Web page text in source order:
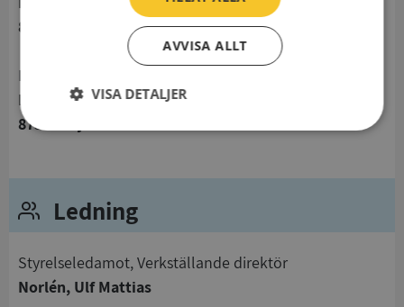
873 71 Nyland
Lilla Nygatan
873 71 Nyland
Ledning
Styrelseledamot, Verkställande direktör
Norlén, Ulf Mattias
AVVISA ALLT
VISA DETALJER
Strikt
Prestanda Inriktning
Funktioner